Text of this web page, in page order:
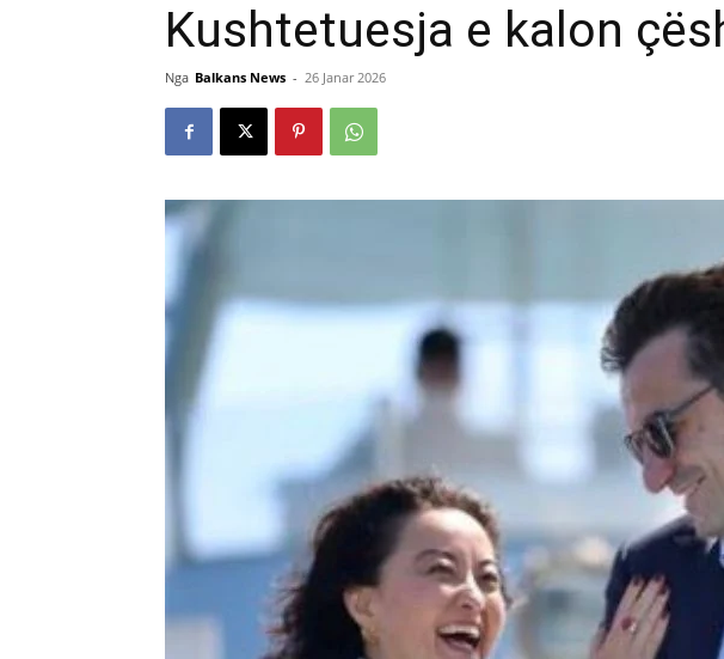
Kushtetuesja e kalon
Nga Balkans News - 26 Janar 2026